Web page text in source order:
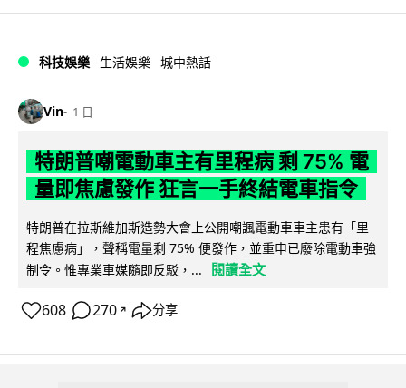
科技娛樂 生活娛樂 城中熱話
Vin 1 日
特朗普嘲電動車主有里程病 剩 75% 電
量即焦慮發作 狂言一手終結電車指令
特朗普在拉斯維加斯造勢大會上公開嘲諷電動車車主患有「里
程焦慮病」，聲稱電量剩 75% 便發作，並重申已廢除電動車強
制令。惟專業車媒隨即反駁，...
閱讀全文
608 270 ↗ 分享